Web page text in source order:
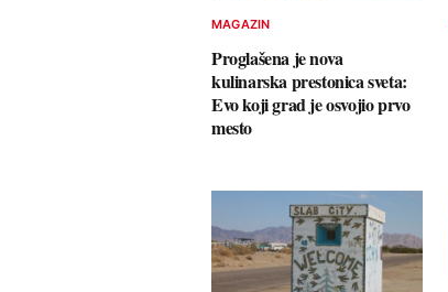
MAGAZIN
Proglašena je nova
kulinarska prestonica sveta:
Evo koji grad je osvojio prvo
mesto